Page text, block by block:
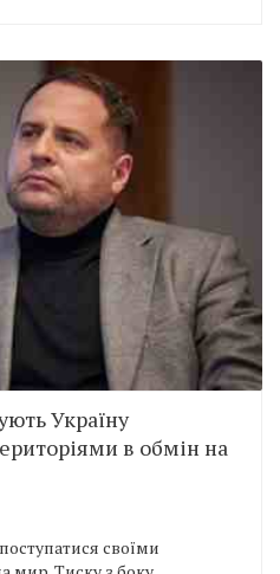
Україну
в обмін на
своїми